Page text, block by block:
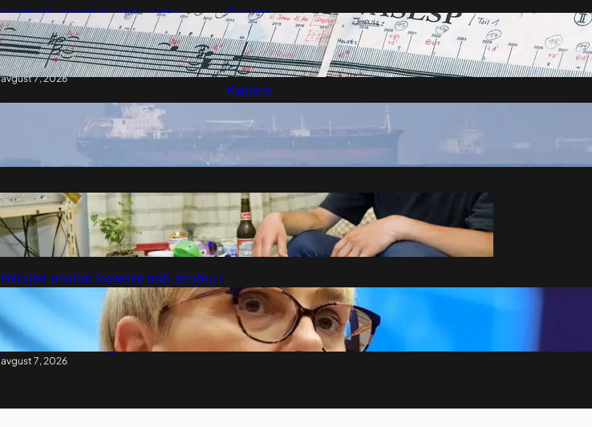
Najsporiji koncert na svetu: Jedna
kompozicija notu po notu i tako sve do
2640. godine – Vesti iz Srbije, regiona i
sveta
avgust 7, 2026
Moguća ekološka katastrofa blizu Omana:
Nasukao se 270 metara dug tanker – Svet
Živeo je od pirinča i povrća više od dve
decenije: Neverovatna štednja Japanca
ostavila svet bez teksta
avgust 7, 2026
Policijski sindikat Slovenije traži stručnu i
nepristrasnu istragu saobraćajne
nesreće u kojoj je učestvovala Nataša Pirc
Musar: Šta radi Ruskinja u kombiju sa
predsednicom? – Region
avgust 7, 2026
O nama
Predloži Vest
Pretplatite se na vesti
Karijera
Kontakt